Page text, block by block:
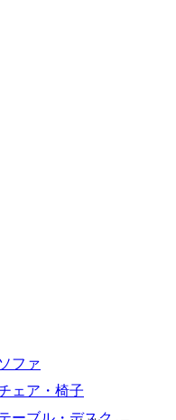
ソファ
ェア・椅子
ートに追加できます